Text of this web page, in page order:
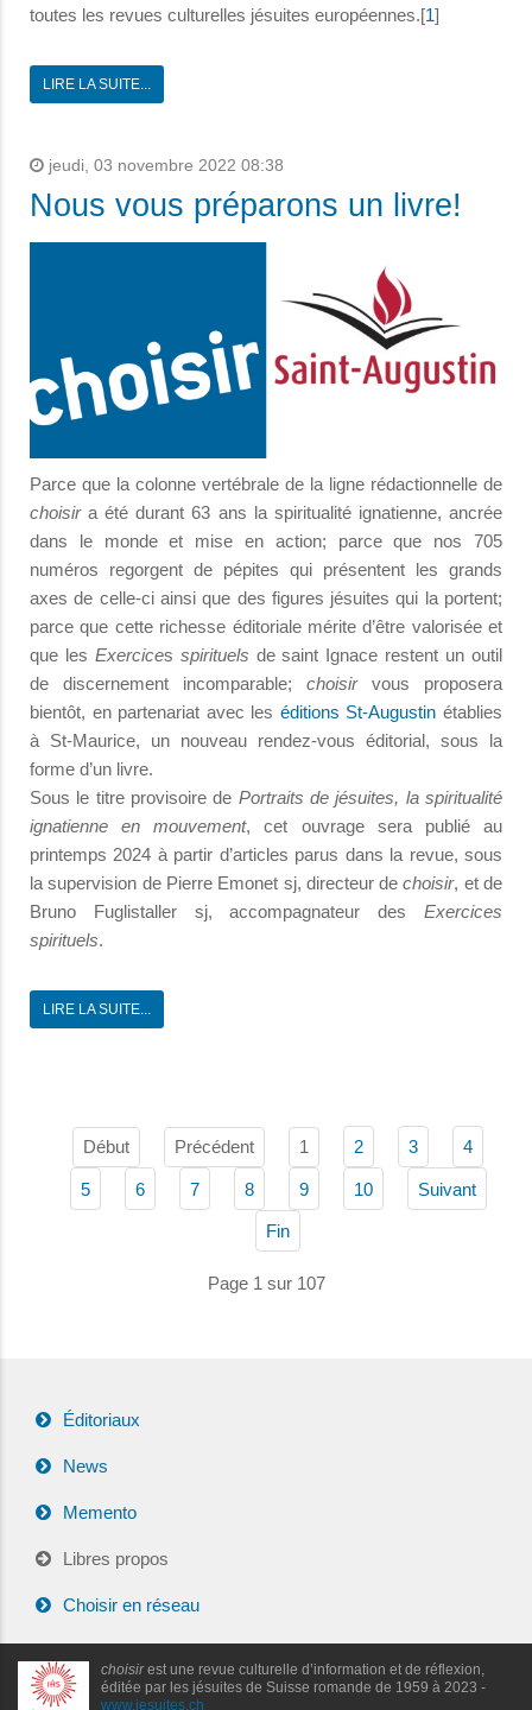
toutes les revues culturelles jésuites européennes.[1]
LIRE LA SUITE...
jeudi, 03 novembre 2022 08:38
Nous vous préparons un livre!
Parce que la colonne vertébrale de la ligne rédactionnelle de
choisira été durant 63 ans la spiritualité ignatienne, ancrée
dans le monde et mise en action; parce que nos 705
numéros regorgent de pépites qui présentent les grands
axes de celle-ci ainsi que des figures jésuites qui la portent;
parce que cette richesse éditoriale mérite d’être valorisée et
que les Exercices spirituels de saint Ignace restent un outil
de discernement incomparable; choisirvous proposera
bientôt, en partenariat avec les éditions St-Augustin établies
à St-Maurice, un nouveau rendez-vous éditorial, sous la
forme d’un livre.
Sous le titre provisoire de Portraits de jésuites, la spiritualité
ignatienne en mouvement, cet ouvrage sera publié au
printemps 2024 à partir d’articles parus dans la revue, sous
la supervision de Pierre Emonet sj, directeur dechoisir, et de
Bruno Fuglistaller sj, accompagnateur des Exercices
spirituels.
LIRE LA SUITE...
Début Précédent 1 2 3 4
5 6 7 8 9 10 Suivant
Fin
Page 1 sur 107
Éditoriaux
News
Memento
Libres propos
Choisir en réseau
choisirest une revue culturelle d’information et de réflexion,
éditée par les jésuites de Suisse romande de 1959 à 2023 -
www.jesuites.ch